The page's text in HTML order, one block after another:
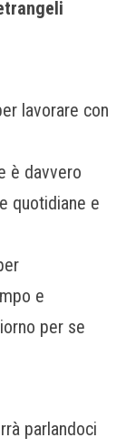
lavorare con
è davvero
quotidiane e
e
per se
parlandoci